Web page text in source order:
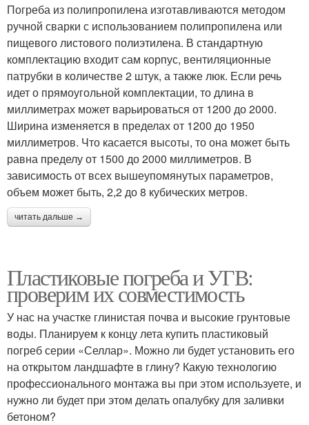
Погреба из полипропилена изготавливаются методом
ручной сварки с использованием полипропилена или
пищевого листового полиэтилена. В стандартную
комплектацию входит сам корпус, вентиляционные
патрубки в количестве 2 штук, а также люк. Если речь
идет о прямоугольной комплектации, то длина в
миллиметрах может варьироваться от 1200 до 2000.
Ширина изменяется в пределах от 1200 до 1950
миллиметров. Что касается высоты, то она может быть
равна пределу от 1500 до 2000 миллиметров. В
зависимость от всех вышеупомянутых параметров,
объем может быть, 2,2 до 8 кубических метров.
читать дальше →
Пластиковые погреба и УГВ:
проверим их совместимость
У нас на участке глинистая почва и высокие грунтовые
воды. Планируем к концу лета купить пластиковый
погреб серии «Селлар». Можно ли будет установить его
на открытом ландшафте в глину? Какую технологию
профессионального монтажа вы при этом используете, и
нужно ли будет при этом делать опалубку для заливки
бетоном?